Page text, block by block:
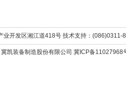
业开发区湘江道418号 技术支持：
凯装备制造股份有限公司 冀ICP备11027968